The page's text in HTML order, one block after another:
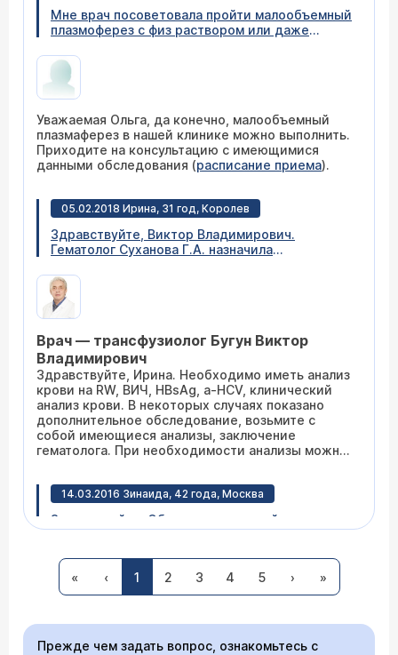
Мне врач посоветовала пройти малообъемный
плазмоферез с физ раствором или даже
объемами попробовать начать очищение
крови, чтобы потом пройти и каскадную
плазмофильтрацию фильтрами. Возможно ли
плазмоферезе и ему уже делали. Возможно ли
нам обоим пройти? анализы все на руках есть
и если нужно еще то пройдем.
Уважаемая Ольга, да конечно, малообъемный
плазмаферез в нашей клинике можно выполнить.
Приходите на консультацию с имеющимися
данными обследования (расписание приема).
05.02.2018 Ирина, 31 год, Королев
Здравствуйте, Виктор Владимирович.
Гематолог Суханова Г.А. назначила
Какие анализы надо при себе иметь для
консультации у Вас и прохождения
процедуры. Спасибо.
Врач — трансфузиолог Бугун Виктор
Владимирович
Здравствуйте, Ирина. Необходимо иметь анализ
крови на RW, ВИЧ, HBsAg, a-HCV, клинический
анализ крови. В некоторых случаях показано
дополнительное обследование, возьмите с
собой имеющиеся анализы, заключение
гематолога. При необходимости анализы можно
14.03.2016 Зинаида, 42 года, Москва
Здравствуйте. Объясните, пожалуйста,
разницу между малообъемным
эффективный? Спасибо.
Уважаемая Зинаида, в большинстве случаев при
хронических заболеваниях курсовой
« ‹ 1 2 3 4 5 › »
Прежде чем задать вопрос, ознакомьтесь с